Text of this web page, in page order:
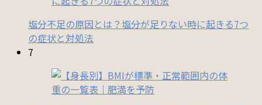
塩分不足の原因とは？塩分が足りない時に起きる7つ
の症状と対処法
7